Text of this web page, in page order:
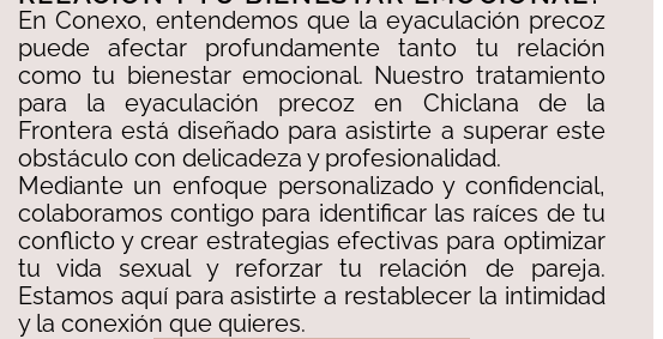
En Conexo, entendemos que la eyaculación precoz
puede afectar profundamente tanto tu relación
como tu bienestar emocional. Nuestro tratamiento
para la eyaculación precoz en Chiclana de la
Frontera está diseñado para asistirte a superar este
obstáculo con delicadeza y profesionalidad. ​
Mediante un enfoque personalizado y confidencial,
colaboramos contigo para identificar las raíces de tu
conflicto y crear estrategias efectivas para optimizar
tu vida sexual y reforzar tu relación de pareja.
Estamos aquí para asistirte a restablecer la intimidad
y la conexión que quieres.